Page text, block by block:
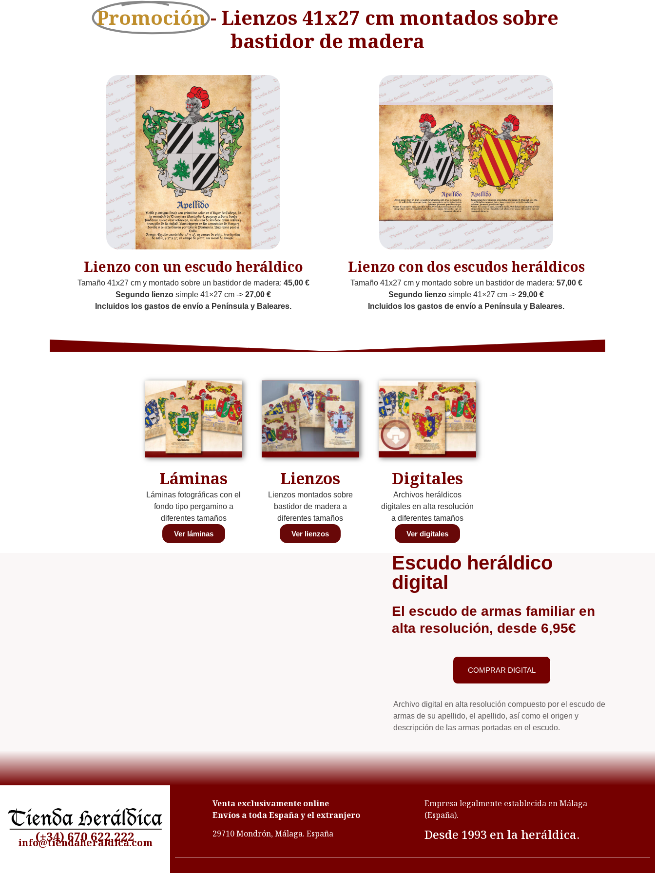
Promoción - Lienzos 41x27 cm montados sobre
bastidor de madera
Lienzo con un escudo heráldico
Tamaño 41x27 cm y montado sobre un bastidor de madera: 45,00 €
Segundo lienzo simple 41×27 cm -> 27,00 €
Incluidos los gastos de envío a Península y Baleares.
Lienzo con dos escudos heráldicos
Tamaño 41x27 cm y montado sobre un bastidor de madera: 57,00 €
Segundo lienzo simple 41×27 cm -> 29,00 €
Incluidos los gastos de envío a Península y Baleares.
Láminas
Láminas fotográficas con el
fondo tipo pergamino a
diferentes tamaños
Ver láminas
Lienzos
Lienzos montados sobre
bastidor de madera a
diferentes tamaños
Ver lienzos
Digitales
Archivos heráldicos
digitales en alta resolución
a diferentes tamaños
Ver digitales
Escudo heráldico
digital
El escudo de armas familiar en
alta resolución, desde 6,95€
COMPRAR DIGITAL
Archivo digital en alta resolución compuesto por el escudo de
armas de su apellido, el apellido, así como el origen y
descripción de las armas portadas en el escudo.
(+34) 670 622 222
info@tiendaheraldica.com
Venta exclusivamente online
Envíos a toda España y el extranjero
29710 Mondrón, Málaga. España
Empresa legalmente establecida en Málaga
(España).
Desde 1993 en la heráldica.